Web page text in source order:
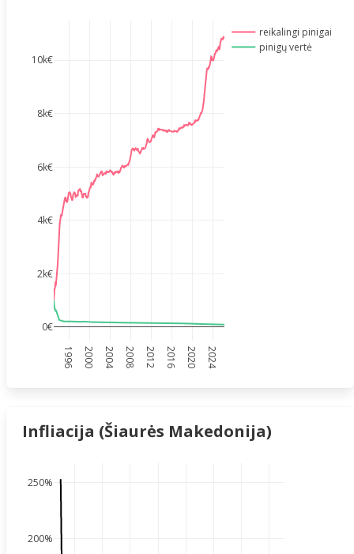
1996 2000 2004 2008 2012 2016 2020 2024
0€
2k€
4k€
6k€
8k€
10k€
reikalingi pinigai
pinigų vertė
Infliacija (Šiaurės Makedonija)
200%
250%